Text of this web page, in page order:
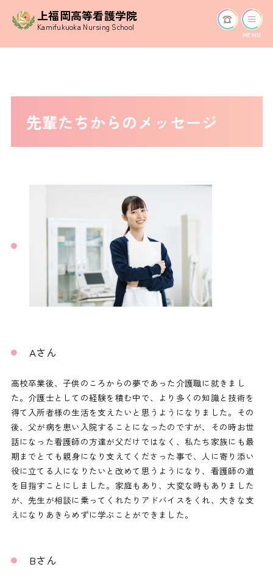
上福岡高等看護学院
Kamifukuoka Nursing School
MENU
先輩たちからのメッセージ
Aさん
高校卒業後、子供のころからの夢であった介護職に就きまし
た。介護士としての経験を積む中で、より多くの知識と技術を
得て入所者様の生活を支えたいと思うようになりました。その
後、父が病を患い入院することになったのですが、その時お世
話になった看護師の方達が父だけではなく、私たち家族にも最
期までとても親身になり支えてくださった事で、人に寄り添い
役に立てる人になりたいと改めて思うようになり、看護師の道
を目指すことにしました。家庭もあり、大変な時もありました
が、先生が相談に乗ってくれたりアドバイスをくれ、大きな支
えになりあきらめずに学ぶことができました。
Bさん